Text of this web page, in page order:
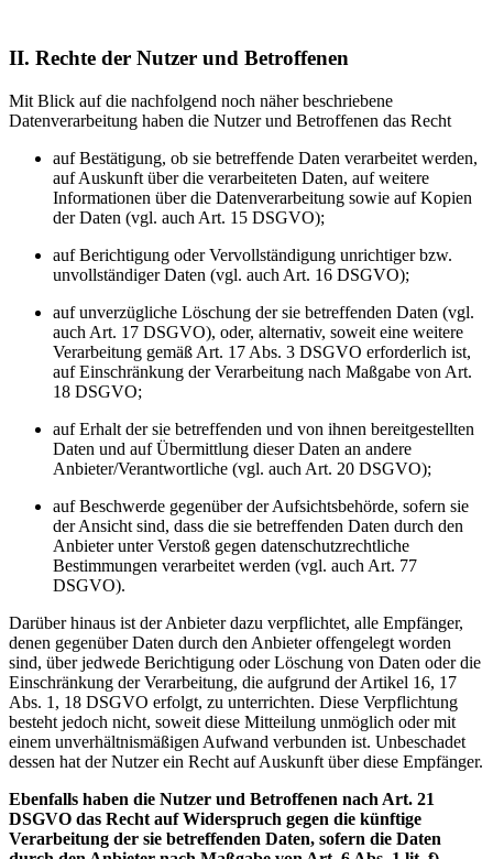
II. Rechte der Nutzer und Betroffenen
Mit Blick auf die nachfolgend noch näher beschriebene
Datenverarbeitung haben die Nutzer und Betroffenen das Recht
auf Bestätigung, ob sie betreffende Daten verarbeitet werden,
auf Auskunft über die verarbeiteten Daten, auf weitere
Informationen über die Datenverarbeitung sowie auf Kopien
der Daten (vgl. auch Art. 15 DSGVO);
auf Berichtigung oder Vervollständigung unrichtiger bzw.
unvollständiger Daten (vgl. auch Art. 16 DSGVO);
auf unverzügliche Löschung der sie betreffenden Daten (vgl.
auch Art. 17 DSGVO), oder, alternativ, soweit eine weitere
Verarbeitung gemäß Art. 17 Abs. 3 DSGVO erforderlich ist,
auf Einschränkung der Verarbeitung nach Maßgabe von Art.
18 DSGVO;
auf Erhalt der sie betreffenden und von ihnen bereitgestellten
Daten und auf Übermittlung dieser Daten an andere
Anbieter/Verantwortliche (vgl. auch Art. 20 DSGVO);
auf Beschwerde gegenüber der Aufsichtsbehörde, sofern sie
der Ansicht sind, dass die sie betreffenden Daten durch den
Anbieter unter Verstoß gegen datenschutzrechtliche
Bestimmungen verarbeitet werden (vgl. auch Art. 77
DSGVO).
Darüber hinaus ist der Anbieter dazu verpflichtet, alle Empfänger,
denen gegenüber Daten durch den Anbieter offengelegt worden
sind, über jedwede Berichtigung oder Löschung von Daten oder die
Einschränkung der Verarbeitung, die aufgrund der Artikel 16, 17
Abs. 1, 18 DSGVO erfolgt, zu unterrichten. Diese Verpflichtung
besteht jedoch nicht, soweit diese Mitteilung unmöglich oder mit
einem unverhältnismäßigen Aufwand verbunden ist. Unbeschadet
dessen hat der Nutzer ein Recht auf Auskunft über diese Empfänger.
Ebenfalls haben die Nutzer und Betroffenen nach Art. 21
DSGVO das Recht auf Widerspruch gegen die künftige
Verarbeitung der sie betreffenden Daten, sofern die Daten